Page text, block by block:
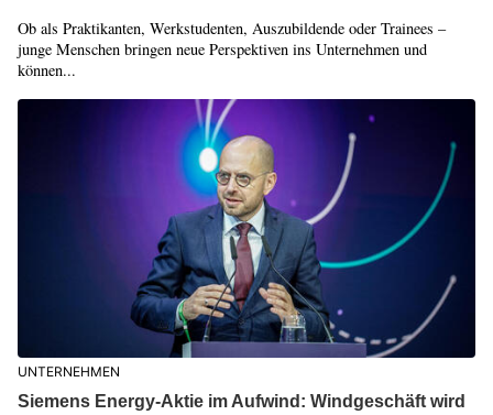
Ob als Praktikanten, Werkstudenten, Auszubildende oder Trainees –
junge Menschen bringen neue Perspektiven ins Unternehmen und
können...
UNTERNEHMEN
Siemens Energy-Aktie im Aufwind: Windgeschäft wird